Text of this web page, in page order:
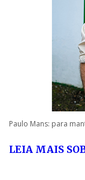
Paulo Mans: para
LEIA MAIS